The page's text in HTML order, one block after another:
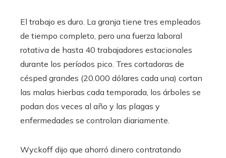
El trabajo es duro. La granja tiene tres empleados
de tiempo completo, pero una fuerza laboral
rotativa de hasta 40 trabajadores estacionales
durante los períodos pico. Tres cortadoras de
césped grandes (20.000 dólares cada una) cortan
las malas hierbas cada temporada, los árboles se
podan dos veces al año y las plagas y
enfermedades se controlan diariamente.
Wyckoff dijo que ahorró dinero contratando